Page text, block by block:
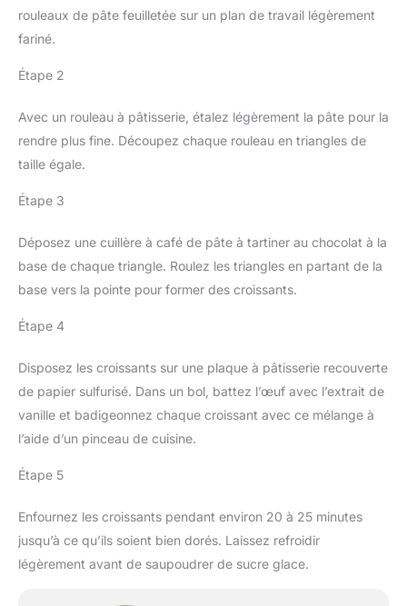
rouleaux de pâte feuilletée sur un plan de travail légèrement
fariné.
Étape 2
Avec un rouleau à pâtisserie, étalez légèrement la pâte pour la
rendre plus fine. Découpez chaque rouleau en triangles de
taille égale.
Étape 3
Déposez une cuillère à café de pâte à tartiner au chocolat à la
base de chaque triangle. Roulez les triangles en partant de la
base vers la pointe pour former des croissants.
Étape 4
Disposez les croissants sur une plaque à pâtisserie recouverte
de papier sulfurisé. Dans un bol, battez l’œuf avec l’extrait de
vanille et badigeonnez chaque croissant avec ce mélange à
l’aide d’un pinceau de cuisine.
Étape 5
Enfournez les croissants pendant environ 20 à 25 minutes
jusqu’à ce qu’ils soient bien dorés. Laissez refroidir
légèrement avant de saupoudrer de sucre glace.